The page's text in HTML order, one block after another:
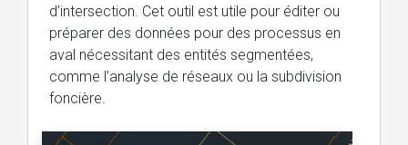
d’intersection. Cet outil est utile pour éditer ou
préparer des données pour des processus en
aval nécessitant des entités segmentées,
comme l’analyse de réseaux ou la subdivision
foncière.